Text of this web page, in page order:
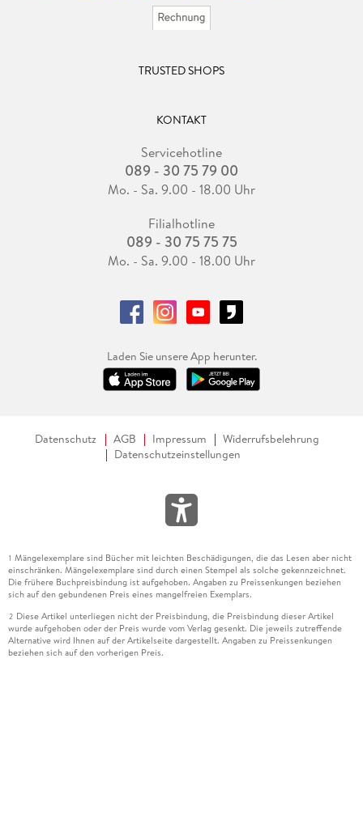
TRUSTED SHOPS
KONTAKT
Servicehotline
089 - 30 75 79 00
Mo. - Sa. 9.00 - 18.00 Uhr
Filialhotline
089 - 30 75 75 75
Mo. - Sa. 9.00 - 18.00 Uhr
Laden Sie unsere App herunter.
Datenschutz AGB Impressum
Widerrufsbelehrung
Datenschutzeinstellungen
1 Mängelexemplare sind Bücher mit leichten Beschädigungen, die das Lesen aber nicht
einschränken. Mängelexemplare sind durch einen Stempel als solche gekennzeichnet.
Die frühere Buchpreisbindung ist aufgehoben. Angaben zu Preissenkungen beziehen
sich auf den gebundenen Preis eines mangelfreien Exemplars.
2 Diese Artikel unterliegen nicht der Preisbindung, die Preisbindung dieser Artikel
wurde aufgehoben oder der Preis wurde vom Verlag gesenkt. Die jeweils zutreffende
Alternative wird Ihnen auf der Artikelseite dargestellt. Angaben zu Preissenkungen
beziehen sich auf den vorherigen Preis.